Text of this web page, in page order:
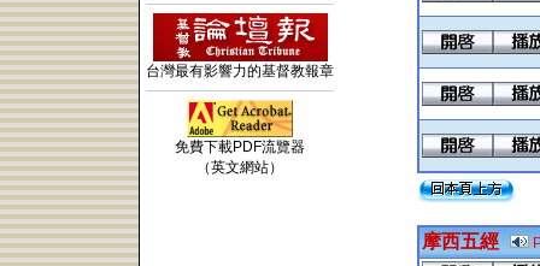
台灣最有影響力的基督教報章
免費下載PDF流覽器
（英文網站）
摩西五經